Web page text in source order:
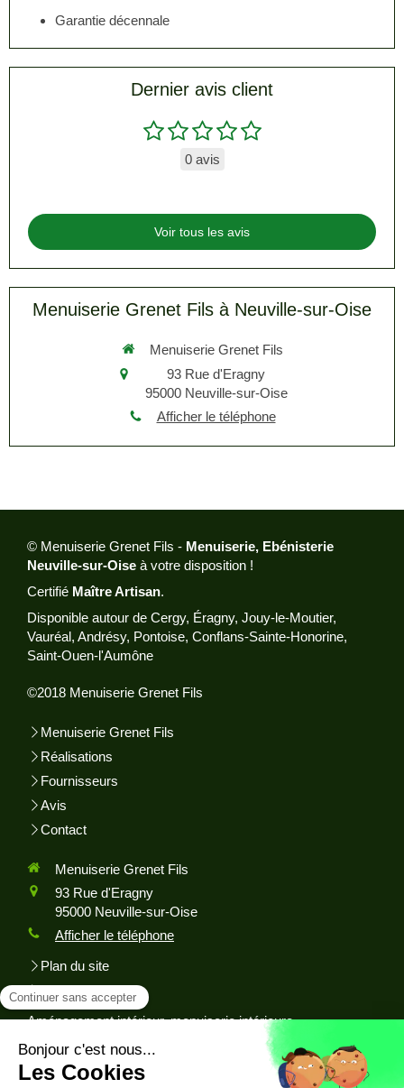
Garantie décennale
Dernier avis client
0 avis
Voir tous les avis
Menuiserie Grenet Fils à Neuville-sur-Oise
Menuiserie Grenet Fils
93 Rue d'Eragny
95000 Neuville-sur-Oise
Afficher le téléphone
© Menuiserie Grenet Fils - Menuiserie, Ebénisterie
Neuville-sur-Oise à votre disposition !
Certifié Maître Artisan.
Disponible autour de Cergy, Éragny, Jouy-le-Moutier,
Vauréal, Andrésy, Pontoise, Conflans-Sainte-Honorine,
Saint-Ouen-l'Aumône
©2018 Menuiserie Grenet Fils
Menuiserie Grenet Fils
Réalisations
Fournisseurs
Avis
Contact
Menuiserie Grenet Fils
93 Rue d'Eragny
95000 Neuville-sur-Oise
Afficher le téléphone
Plan du site
Mentions légales
Aménagement intérieur, menuiserie intérieure,
aménagement de dressing, ebenisterie, fabrication de
meuble sur mesure, installation de fenêtres, restauration de
meuble, menuiserie extérieure